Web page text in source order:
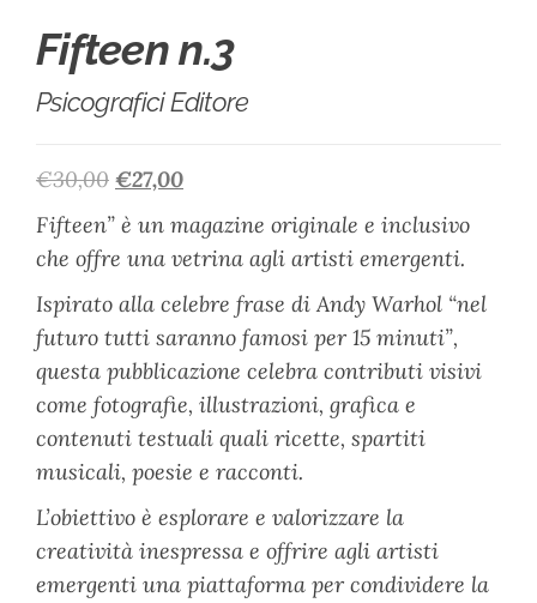
Fifteen n.3
Psicografici Editore
€30,00 €27,00
Fifteen” è un magazine originale e inclusivo
che offre una vetrina agli artisti emergenti.
Ispirato alla celebre frase di Andy Warhol “nel
futuro tutti saranno famosi per 15 minuti”,
questa pubblicazione celebra contributi visivi
come fotografie, illustrazioni, grafica e
contenuti testuali quali ricette, spartiti
musicali, poesie e racconti.
L’obiettivo è esplorare e valorizzare la
creatività inespressa e offrire agli artisti
emergenti una piattaforma per condividere la